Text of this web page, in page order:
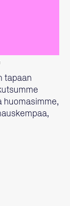
tapaan
huomasimme,